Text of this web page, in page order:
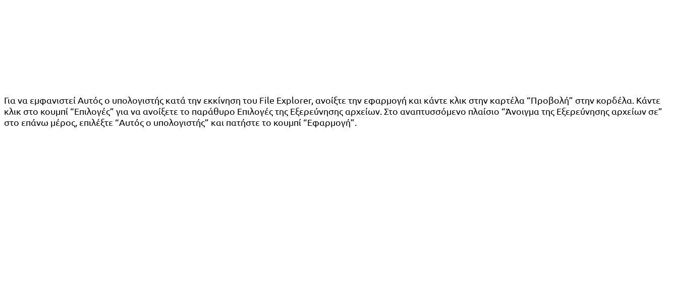
Για να εμφανιστεί Αυτός ο υπολογιστής κατά την εκκίνηση του File Explorer, ανοίξτε την εφαρμογή και κάντε κλικ στην καρτέλα “Προβολή” στην κορδέλα. Κάντε
κλικ στο κουμπί “Επιλογές” για να ανοίξετε το παράθυρο Επιλογές της Εξερεύνησης αρχείων. Στο αναπτυσσόμενο πλαίσιο “Άνοιγμα της Εξερεύνησης αρχείων σε”
στο επάνω μέρος, επιλέξτε “Αυτός ο υπολογιστής” και πατήστε το κουμπί “Εφαρμογή”.